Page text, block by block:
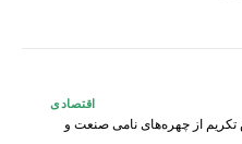
اقتصادی
از چهره‌های نامی صنعت و